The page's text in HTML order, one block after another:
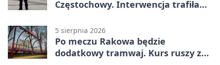
Częstochowy. Interwencja trafiła
5 sierpnia 2026
Po meczu Rakowa będzie
dodatkowy tramwaj. Kurs ruszy ze